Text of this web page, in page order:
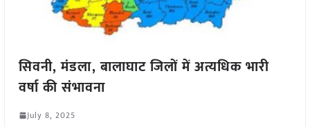
सिवनी, मंडला, बालाघाट जिलों में अत्यधिक भारी
वर्षा की संभावना
July 8, 2025